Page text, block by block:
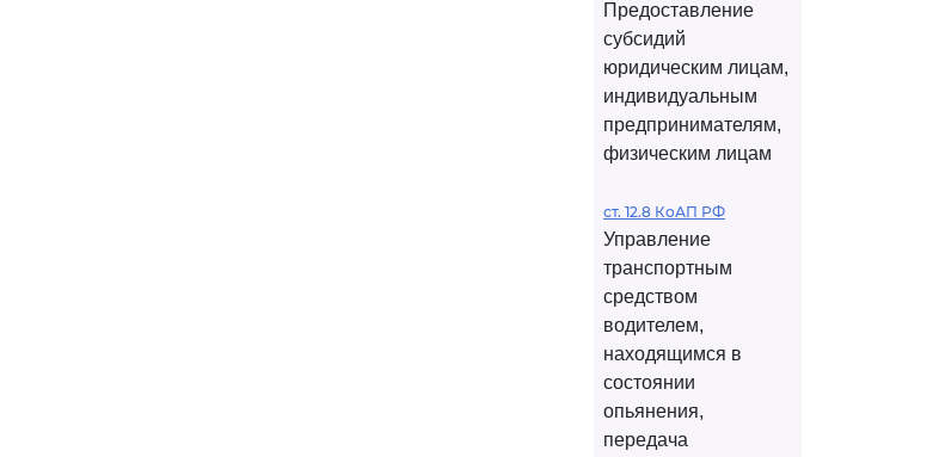
Предоставление
субсидий
юридическим лицам,
индивидуальным
предпринимателям,
физическим лицам
ст. 12.8 КоАП РФ
Управление
транспортным
средством
водителем,
находящимся в
состоянии
опьянения,
передача